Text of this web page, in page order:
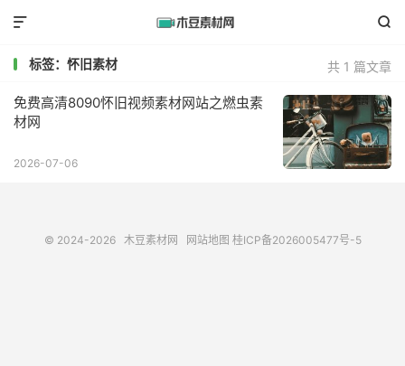


共 1 篇文章
标签：怀旧素材
免费高清8090怀旧视频素材网站之燃虫素
材网
2026-07-06
© 2024-2026 木豆素材网 网站地图 桂ICP备2026005477号-5